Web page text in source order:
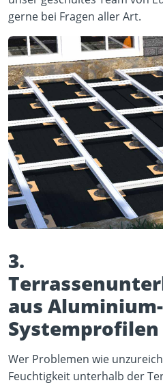
gerne bei Fragen aller Art.
3.
aus Aluminium-
Systemprofilen
Wer Problemen wie
Feuchtigkeit unterhalb der